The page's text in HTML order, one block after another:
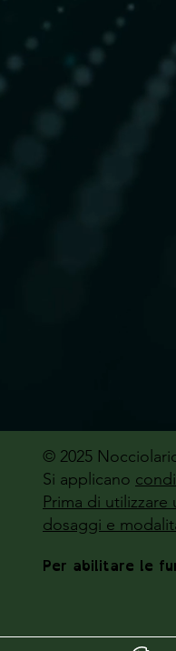
© 2025
Si applicano
Prima di
dosaggi e
Per abilitare le